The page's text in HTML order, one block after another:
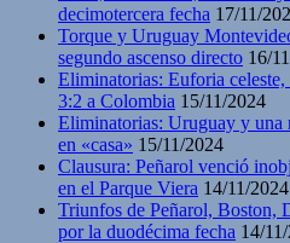
decimotercera fecha 17/11/
Torque y Uruguay
segundo ascenso directo 16/
Eliminatorias: Euforia
3:2 a Colombia 15/11/2024
Eliminatorias: Uruguay y una
en «casa» 15/11/2024
Clausura: Peñarol venció
en el Parque Viera 14/11/2024
Triunfos de Peñarol, Boston,
por la duodécima fecha 14/